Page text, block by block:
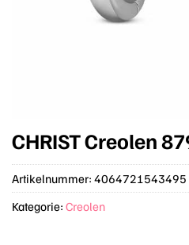
CHRIST Creolen
Artikelnummer: 4064721543495
Kategorie: Creolen